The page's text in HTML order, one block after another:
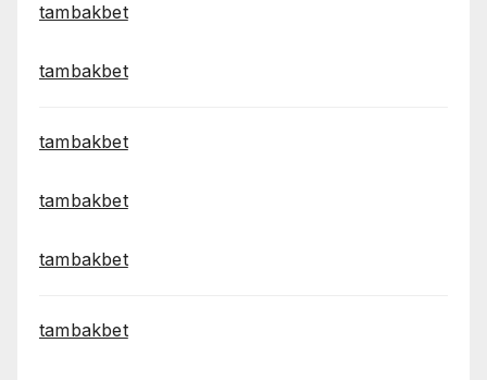
tambakbet
tambakbet
tambakbet
tambakbet
tambakbet
tambakbet